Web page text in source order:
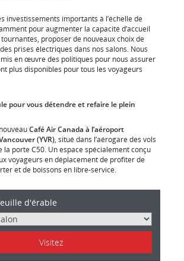
investissements importants à l’échelle de
pour augmenter la capacité d’accueil
proposer de nouveaux choix de
prises électriques dans nos salons. Nous
en œuvre des politiques pour nous assurer
plus disponibles pour tous les voyageurs
pour vous détendre et refaire le plein
Café Air Canada à l’aéroport
(YVR), situé dans l’aérogare des vols
la porte C50. Un espace spécialement conçu
voyageurs en déplacement de profiter de
et de boissons en libre-service.
d'érable
Visitez